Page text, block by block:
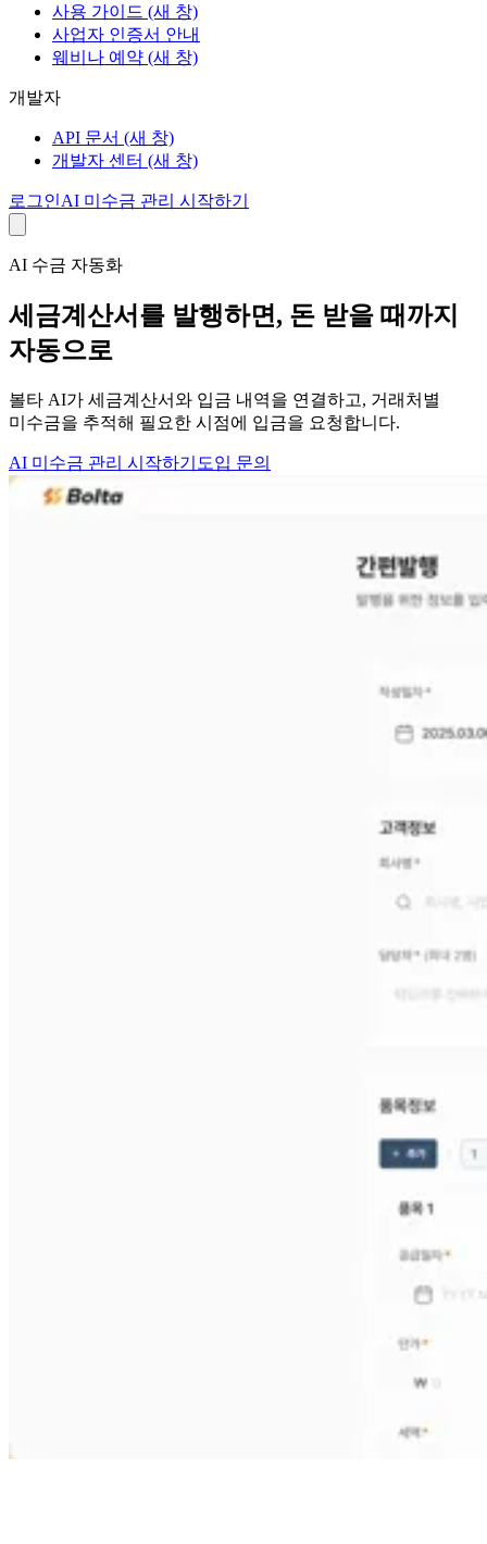
사용 가이드 (새 창)
사업자 인증서 안내
웨비나 예약 (새 창)
개발자
API 문서 (새 창)
개발자 센터 (새 창)
로그인AI 미수금 관리 시작하기
AI 수금 자동화
세금계산서를 발행하면, 돈 받을 때까지
자동으로
볼타 AI가 세금계산서와 입금 내역을 연결하고, 거래처별
미수금을 추적해 필요한 시점에 입금을 요청합니다.
AI 미수금 관리 시작하기 도입 문의